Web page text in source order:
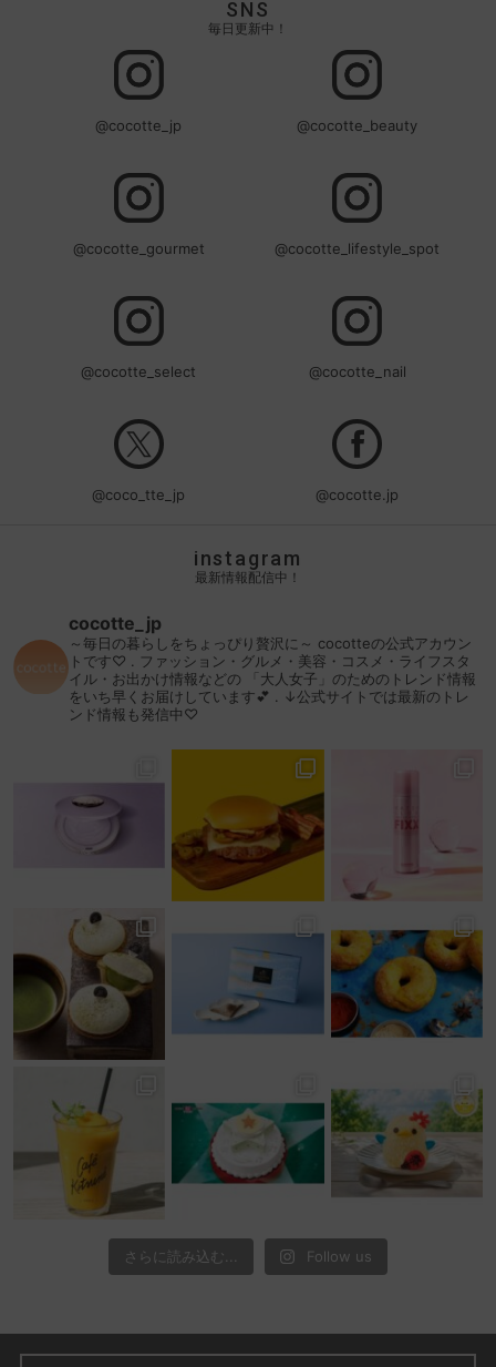
SNS
毎日更新中！
@cocotte_jp @cocotte_beauty
@cocotte_gourmet @cocotte_lifestyle_spot
@cocotte_select @cocotte_nail
@coco_tte_jp @cocotte.jp
instagram
最新情報配信中！
cocotte_jp
～毎日の暮らしをちょっぴり贅沢に～ cocotteの公式アカウン
トです♡
ファッション・グルメ・美容・コスメ・ライフスタ
イル・お出かけ情報などの 「大人女子」のためのトレンド情報
をいち早くお届けしています💕
↓公式サイトでは最新のトレ
ンド情報も発信中♡
さらに読み込む... Follow us